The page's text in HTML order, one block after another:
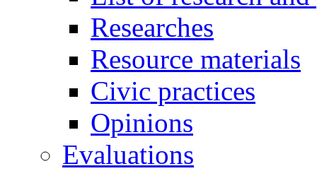
Researches
Resource materials
Civic practices
Opinions
Evaluations